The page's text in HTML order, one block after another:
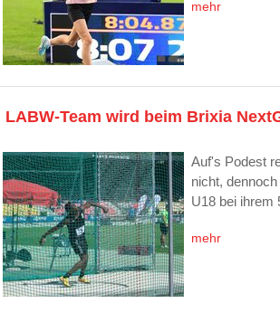
mehr
LABW-Team wird beim Brixia
Auf's Podest
nicht,
U18 bei ihrem
mehr